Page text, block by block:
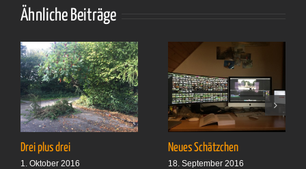
Ähnliche Beiträge
Drei plus drei
1. Oktober 2016
Neues Schätzchen
18. September 2016